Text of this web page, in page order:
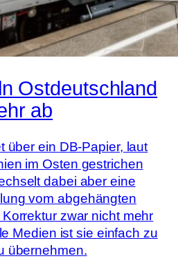
Ostdeutschland
ab
über ein DB-Papier, laut
im Osten gestrichen
dabei aber eine
vom abgehängten
zwar nicht mehr
Medien ist sie einfach zu
übernehmen.